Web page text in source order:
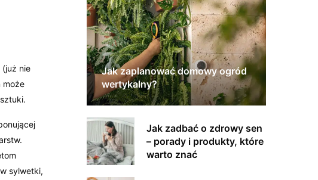
nie
może
sylwetki,
Jak zaplanować domowy ogród
wertykalny?
Jak zadbać o zdrowy sen
– porady i produkty, które
warto znać